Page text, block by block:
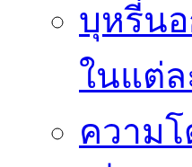
บุหรี่น
ในแต่ล
ความโ